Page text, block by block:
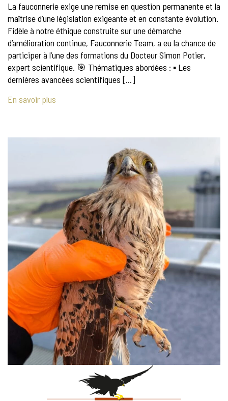
La fauconnerie exige une remise en question permanente et la
maîtrise d’une législation exigeante et en constante évolution.
Fidèle à notre éthique construite sur une démarche
d’amélioration continue, Fauconnerie Team, a eu la chance de
participer à l’une des formations du Docteur Simon Potier,
expert scientifique. 🎯 Thématiques abordées : ▪️ Les
dernières avancées scientifiques […]
En savoir plus